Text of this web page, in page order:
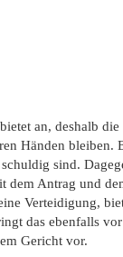
an, deshalb
Händen
sind.
Antrag und
Verteidigung,
das ebenfalls
Gericht vor.